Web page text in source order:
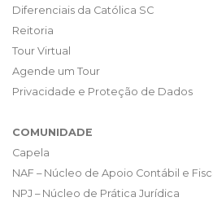
Diferenciais da Católica SC
Reitoria
Tour Virtual
Agende um Tour
Privacidade e Proteção de Dados
COMUNIDADE
Capela
NAF – Núcleo de Apoio Contábil e
NPJ – Núcleo de Prática Jurídica